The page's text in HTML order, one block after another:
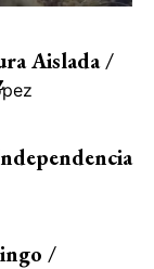
Aislada /
/